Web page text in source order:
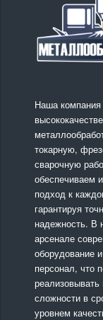
Наша компания
токарную,
сварочную
обеспечиваем
подход к
гарантируя
надежность. В
арсенале
оборудование
персонал, что
сложности в
уровнем